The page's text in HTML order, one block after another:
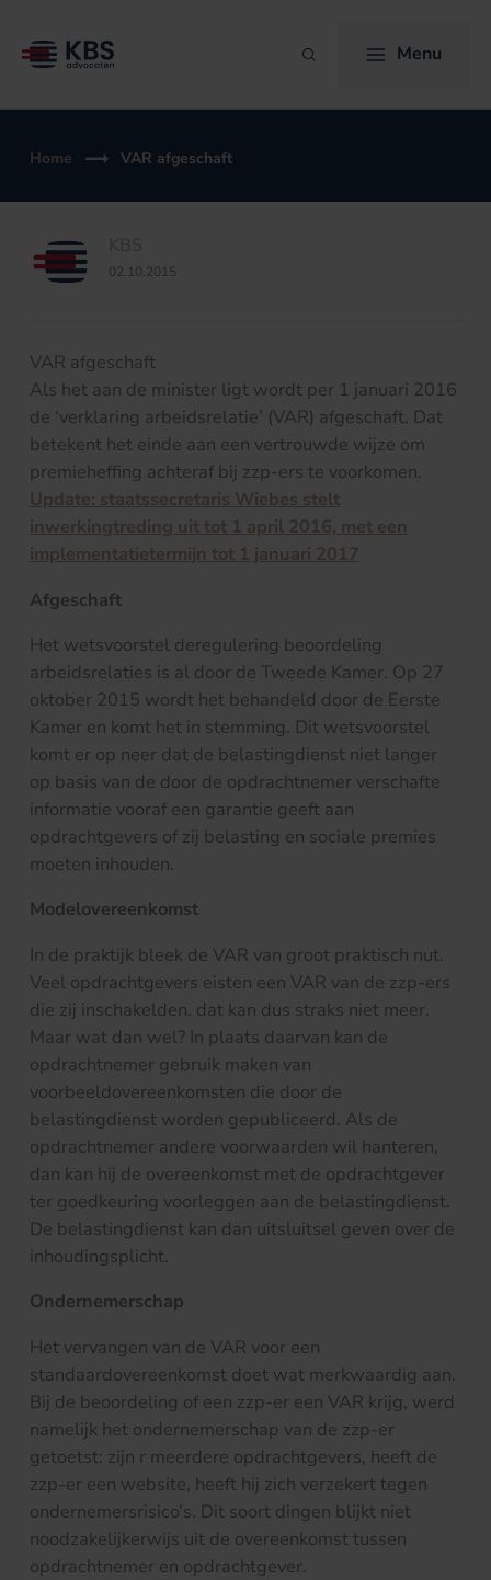
naar
Zoeken Menu
Home VAR afgeschaft
KBS
02.10.2015
VAR afgeschaft
Als het aan de minister ligt wordt per 1 januari 2016
de ‘verklaring arbeidsrelatie’ (VAR) afgeschaft. Dat
betekent het einde aan een vertrouwde wijze om
premieheffing achteraf bij zzp-ers te voorkomen.
Update: staatssecretaris Wiebes stelt
inwerkingtreding uit tot 1 april 2016, met een
implementatietermijn tot 1 januari 2017
Afgeschaft
Het wetsvoorstel deregulering beoordeling
arbeidsrelaties is al door de Tweede Kamer. Op 27
oktober 2015 wordt het behandeld door de Eerste
Kamer en komt het in stemming. Dit wetsvoorstel
komt er op neer dat de belastingdienst niet langer
op basis van de door de opdrachtnemer verschafte
informatie vooraf een garantie geeft aan
opdrachtgevers of zij belasting en sociale premies
moeten inhouden.
Modelovereenkomst
In de praktijk bleek de VAR van groot praktisch nut.
Veel opdrachtgevers eisten een VAR van de zzp-ers
die zij inschakelden. dat kan dus straks niet meer.
Maar wat dan wel? In plaats daarvan kan de
opdrachtnemer gebruik maken van
voorbeeldovereenkomsten die door de
belastingdienst worden gepubliceerd. Als de
opdrachtnemer andere voorwaarden wil hanteren,
dan kan hij de overeenkomst met de opdrachtgever
ter goedkeuring voorleggen aan de belastingdienst.
De belastingdienst kan dan uitsluitsel geven over de
inhoudingsplicht.
Ondernemerschap
Het vervangen van de VAR voor een
standaardovereenkomst doet wat merkwaardig aan.
Bij de beoordeling of een zzp-er een VAR krijg, werd
namelijk het ondernemerschap van de zzp-er
getoetst: zijn r meerdere opdrachtgevers, heeft de
zzp-er een website, heeft hij zich verzekert tegen
ondernemersrisico’s. Dit soort dingen blijkt niet
noodzakelijkerwijs uit de overeenkomst tussen
opdrachtnemer en opdrachtgever.